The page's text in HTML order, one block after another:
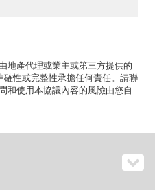
地產代理或業主或第三方提供的
性或完整性承擔任何責任。請聯
和使用本協議內容的風險由您自